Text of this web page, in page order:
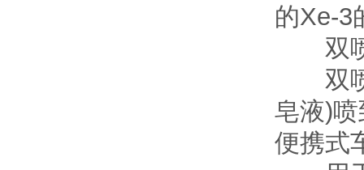
的Xe-3
双喷
双喷
皂液)
便携式